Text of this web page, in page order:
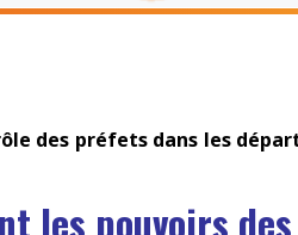
des préfets dans les
les pouvoirs